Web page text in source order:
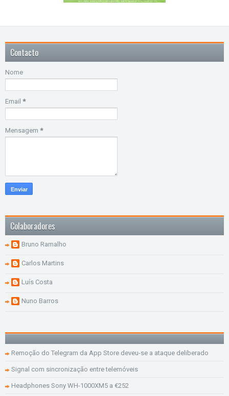
Contacto
Nome
Email *
Mensagem *
Colaboradores
Bruno Ramalho
Carlos Martins
Luís Costa
Nuno Barros
Remoção do Telegram da App Store deveu-se a ataque deliberado
Signal com sincronização entre telemóveis
Headphones Sony WH-1000XM5 a €252